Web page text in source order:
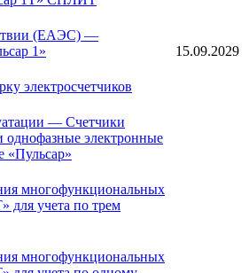
(ЕАЭС) —
1»
15.09.2029
электросчетчиков
— Счетчики
однофазные электронные
«Пульсар»
многофункциональных
для учета по трем
многофункциональных